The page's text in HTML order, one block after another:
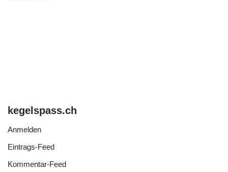
kegelspass.ch
Anmelden
Eintrags-Feed
Kommentar-Feed